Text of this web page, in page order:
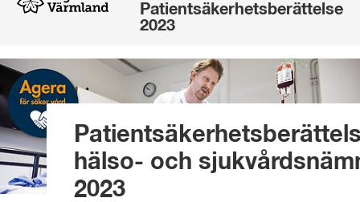
Patientsäkerhetsberättelse
2023
hälso- och
2023